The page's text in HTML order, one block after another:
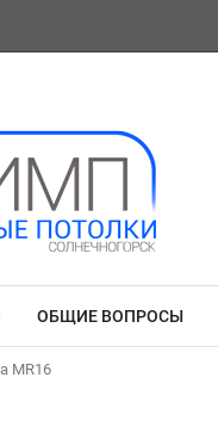
ОБЩИЕ ВОПРОСЫ
MR16